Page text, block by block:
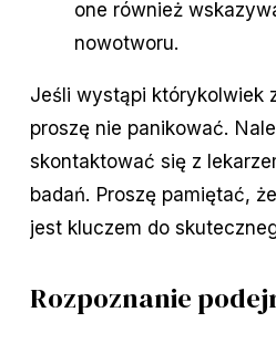
one również
nowotworu.
Jeśli wystąpi którykolwiek
proszę nie panikować.
skontaktować się z
badań. Proszę pamiętać,
jest kluczem do
Rozpoznanie